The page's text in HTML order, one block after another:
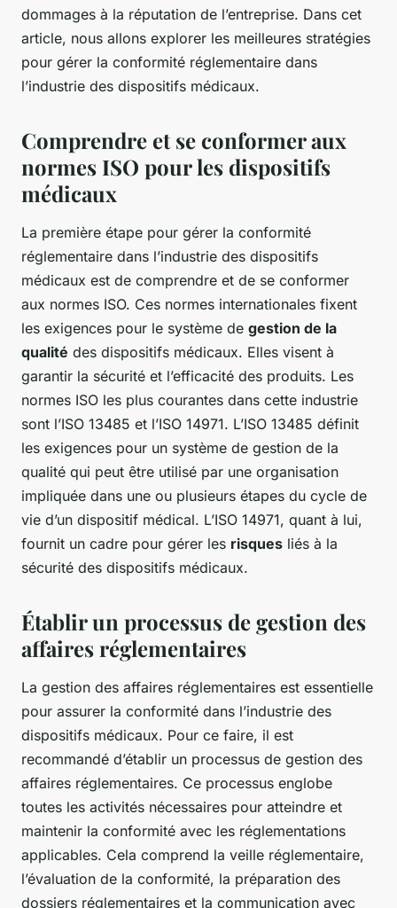
dommages à la réputation de l’entreprise. Dans cet
article, nous allons explorer les meilleures stratégies
pour gérer la conformité réglementaire dans
l’industrie des dispositifs médicaux.
Comprendre et se conformer aux
normes ISO pour les dispositifs
médicaux
La première étape pour gérer la conformité
réglementaire dans l’industrie des dispositifs
médicaux est de comprendre et de se conformer
aux normes ISO. Ces normes internationales fixent
les exigences pour le système de gestion de la
qualité des dispositifs médicaux. Elles visent à
garantir la sécurité et l’efficacité des produits. Les
normes ISO les plus courantes dans cette industrie
sont l’ISO 13485 et l’ISO 14971. L’ISO 13485 définit
les exigences pour un système de gestion de la
qualité qui peut être utilisé par une organisation
impliquée dans une ou plusieurs étapes du cycle de
vie d’un dispositif médical. L’ISO 14971, quant à lui,
fournit un cadre pour gérer les risques liés à la
sécurité des dispositifs médicaux.
Établir un processus de gestion des
affaires réglementaires
La gestion des affaires réglementaires est essentielle
pour assurer la conformité dans l’industrie des
dispositifs médicaux. Pour ce faire, il est
recommandé d’établir un processus de gestion des
affaires réglementaires. Ce processus englobe
toutes les activités nécessaires pour atteindre et
maintenir la conformité avec les réglementations
applicables. Cela comprend la veille réglementaire,
l’évaluation de la conformité, la préparation des
dossiers réglementaires et la communication avec